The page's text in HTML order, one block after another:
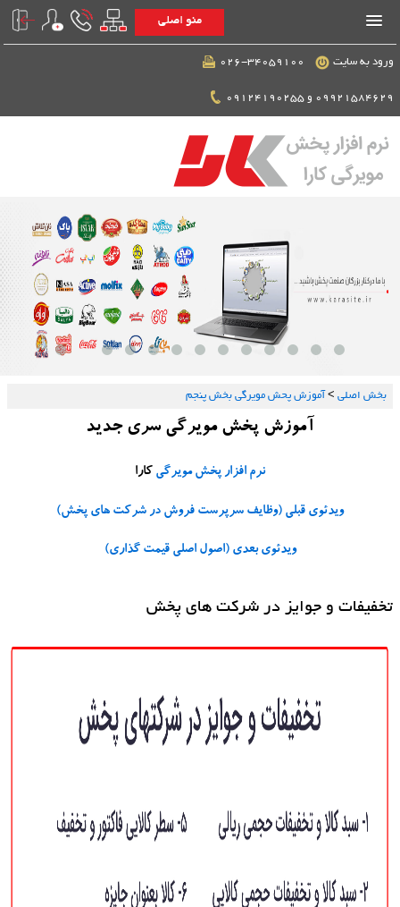
منو اصلی
ورود به سایت
بخش اصلي > آموزش پحش مویرگی بخش پنجم
آموزش پخش مویرگی سری جدید
نرم افزار پخش مویرگی کارا
ویدئوی قبلی (وظایف سرپرست فروش در شرکت های پخش)
ویدئوی بعدی (اصول اصلی قیمت گذاری)
تخفیفات و جوایز در شرکت های پخش